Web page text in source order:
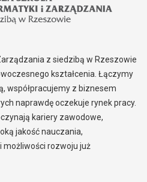
z siedzibą w Rzeszowie
kształcenia. Łączymy
współpracujemy z biznesem
naprawdę oczekuje rynek pracy.
kariery zawodowe,
jakość nauczania,
możliwości rozwoju już